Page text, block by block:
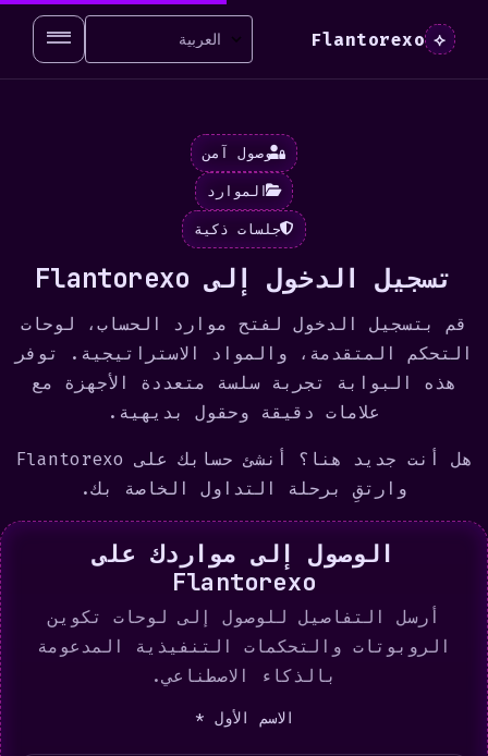
⟡
Flantorexo
وصول آمن
الموارد
جلسات ذكية
تسجيل الدخول إلى Flantorexo
قم بتسجيل الدخول لفتح موارد الحساب، لوحات
التحكم المتقدمة، والمواد الاستراتيجية. توفر
هذه البوابة تجربة سلسة متعددة الأجهزة مع
علامات دقيقة وحقول بديهية.
هل أنت جديد هنا؟
أنشئ حسابك على Flantorexo
وارتقِ برحلة التداول الخاصة بك.
الوصول إلى مواردك على
Flantorexo
أرسل التفاصيل للوصول إلى لوحات تكوين
الروبوتات والتحكمات التنفيذية المدعومة
بالذكاء الاصطناعي.
الاسم الأول *